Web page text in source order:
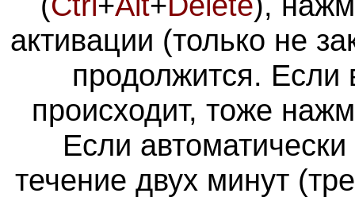
активации (только не
продолжится. Если
происходит, тоже
Если
течение двух минут